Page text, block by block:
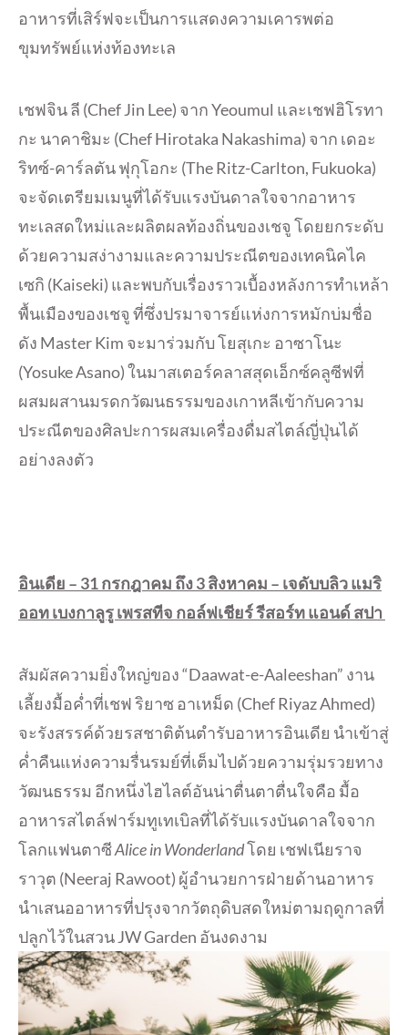
อาหารที่เสิร์ฟจะเป็นการแสดงความเคารพต่อ
ขุมทรัพย์แห่งท้องทะเล
เชฟจิน ลี (Chef Jin Lee) จาก Yeoumul และเชฟฮิโรทา
กะ นาคาชิมะ (Chef Hirotaka Nakashima) จาก เดอะ
ริทซ์-คาร์ลตัน ฟุกุโอกะ (The Ritz-Carlton, Fukuoka)
จะจัดเตรียมเมนูที่ได้รับแรงบันดาลใจจากอาหาร
ทะเลสดใหม่และผลิตผลท้องถิ่นของเชจู โดยยกระดับ
ด้วยความสง่างามและความประณีตของเทคนิคไค
เซกิ (Kaiseki) และพบกับเรื่องราวเบื้องหลังการทำเหล้า
พื้นเมืองของเชจู ที่ซึ่งปรมาจารย์แห่งการหมักบ่มชื่อ
ดัง Master Kim จะมาร่วมกับ โยสุเกะ อาซาโนะ
(Yosuke Asano) ในมาสเตอร์คลาสสุดเอ็กซ์คลูซีฟที่
ผสมผสานมรดกวัฒนธรรมของเกาหลีเข้ากับความ
ประณีตของศิลปะการผสมเครื่องดื่มสไตล์ญี่ปุ่นได้
อย่างลงตัว
อินเดีย – 31 กรกฎาคม ถึง 3 สิงหาคม – เจดับบลิว แมริ
ออท เบงกาลูรู เพรสทีจ กอล์ฟเชียร์ รีสอร์ท แอนด์ สปา
สัมผัสความยิ่งใหญ่ของ “Daawat-e-Aaleeshan” งาน
เลี้ยงมื้อค่ำที่เชฟ ริยาซ อาเหม็ด (Chef Riyaz Ahmed)
จะรังสรรค์ด้วยรสชาติต้นตำรับอาหารอินเดีย นำเข้าสู่
ค่ำคืนแห่งความรื่นรมย์ที่เต็มไปด้วยความรุ่มรวยทาง
วัฒนธรรม อีกหนึ่งไฮไลต์อันน่าตื่นตาตื่นใจคือ มื้อ
อาหารสไตล์ฟาร์มทูเทเบิลที่ได้รับแรงบันดาลใจจาก
โลกแฟนตาซีAlice in Wonderlandโดย เชฟเนียราจ
ราวุต (Neeraj Rawoot) ผู้อำนวยการฝ่ายด้านอาหาร
นำเสนออาหารที่ปรุงจากวัตถุดิบสดใหม่ตามฤดูกาลที่
ปลูกไว้ในสวน JW Garden อันงดงาม